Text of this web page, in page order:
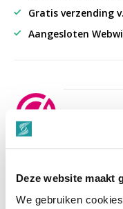
Deze website maakt
We gebruiken
Gratis verzending
Aangesloten